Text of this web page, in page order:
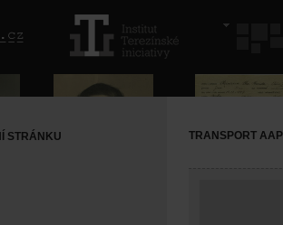
STRÁNKU TRANSPORT